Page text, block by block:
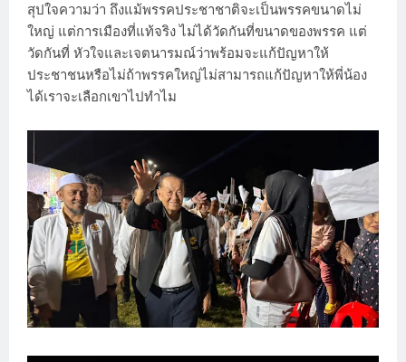
สุปใจความว่า ถึงแม้พรรคประชาชาติจะเป็นพรรคขนาดไม่
ใหญ่ แต่การเมืองที่แท้จริง ไม่ได้วัดกันที่ขนาดของพรรค แต่
วัดกันที่ หัวใจและเจตนารมณ์ว่าพร้อมจะแก้ปัญหาให้
ประชาชนหรือไม่ถ้าพรรคใหญ่ไม่สามารถแก้ปัญหาให้พี่น้อง
ได้เราจะเลือกเขาไปทำไม